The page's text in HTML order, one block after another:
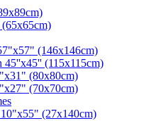
(146x146cm)
45''x45'' (115x115cm)
(80x80cm)
(70x70cm)
10"x55" (27x140cm)